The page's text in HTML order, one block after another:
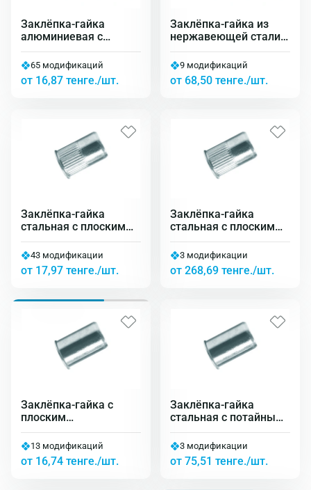
Заклёпка-гайка
алюминиевая c
плоским бортиком
65 модификаций
от 16,87 тенге./шт.
Заклёпка-гайка из
нержавеющей стали c
плоским бортиком
9 модификаций
от 68,50 тенге./шт.
Заклёпка-гайка
стальная с плоским
бортиком рифлёная
(СТ СТ РИФ)
43 модификации
от 17,97 тенге./шт.
Заклёпка-гайка
стальная с плоским
бортиком рифлёная
удлинённая
3 модификации
от 268,69 тенге./шт.
Заклёпка-гайка с
плоским
уменьшенным
бортиком
13 модификаций
от 16,74 тенге./шт.
Заклёпка-гайка
стальная с потайным
бортиком рифлёная
3 модификации
от 75,51 тенге./шт.